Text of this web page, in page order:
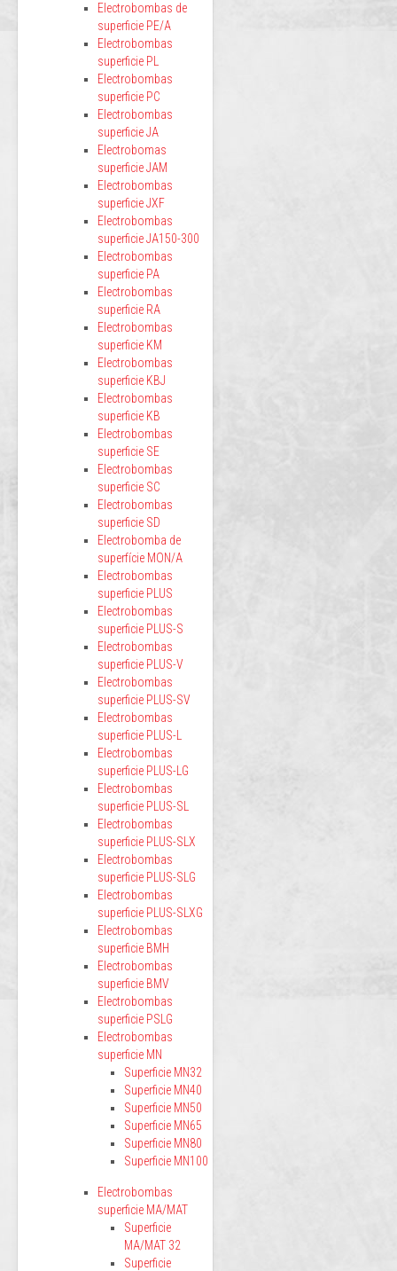
Electrobombas de
superficie PE/A
Electrobombas
superficie PL
Electrobombas
superficie PC
Electrobombas
superficie JA
Electrobomas
superficie JAM
Electrobombas
superficie JXF
Electrobombas
superficie JA150-300
Electrobombas
superficie PA
Electrobombas
superficie RA
Electrobombas
superficie KM
Electrobombas
superficie KBJ
Electrobombas
superficie KB
Electrobombas
superficie SE
Electrobombas
superficie SC
Electrobombas
superficie SD
Electrobomba de
superfície MON/A
Electrobombas
superficie PLUS
Electrobombas
superficie PLUS-S
Electrobombas
superficie PLUS-V
Electrobombas
superficie PLUS-SV
Electrobombas
superficie PLUS-L
Electrobombas
superficie PLUS-LG
Electrobombas
superficie PLUS-SL
Electrobombas
superficie PLUS-SLX
Electrobombas
superficie PLUS-SLG
Electrobombas
superficie PLUS-SLXG
Electrobombas
superficie BMH
Electrobombas
superficie BMV
Electrobombas
superficie PSLG
Electrobombas
superficie MN
Superficie MN32
Superficie MN40
Superficie MN50
Superficie MN65
Superficie MN80
Superficie MN100
Electrobombas
superficie MA/MAT
Superficie
MA/MAT 32
Superficie